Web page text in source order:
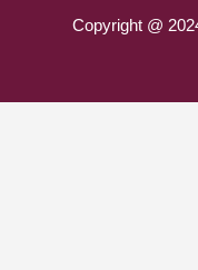
Copyright @